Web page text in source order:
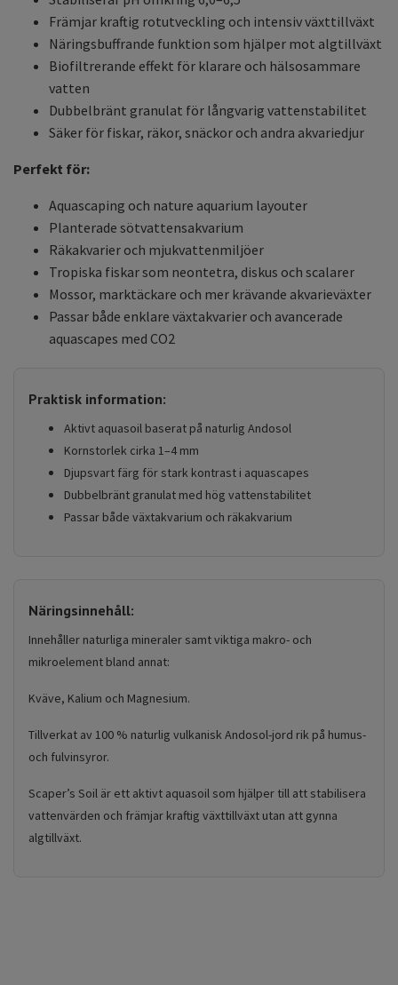
Främjar kraftig rotutveckling och intensiv växttillväxt
Näringsbuffrande funktion som hjälper mot algtillväxt
Biofiltrerande effekt för klarare och hälsosammare
vatten
Dubbelbränt granulat för långvarig vattenstabilitet
Säker för fiskar, räkor, snäckor och andra akvariedjur
Perfekt för:
Aquascaping och nature aquarium layouter
Planterade sötvattensakvarium
Räkakvarier och mjukvattenmiljöer
Tropiska fiskar som neontetra, diskus och scalarer
Mossor, marktäckare och mer krävande akvarieväxter
Passar både enklare växtakvarier och avancerade
aquascapes med CO2
Praktisk information:
Aktivt aquasoil baserat på naturlig Andosol
Kornstorlek cirka 1–4 mm
Djupsvart färg för stark kontrast i aquascapes
Dubbelbränt granulat med hög vattenstabilitet
Passar både växtakvarium och räkakvarium
Näringsinnehåll:
Innehåller naturliga mineraler samt viktiga makro- och
mikroelement bland annat:
Kväve, Kalium och Magnesium.
Tillverkat av 100 % naturlig vulkanisk Andosol-jord rik på humus-
och fulvinsyror.
Scaper’s Soil är ett aktivt aquasoil som hjälper till att stabilisera
vattenvärden och främjar kraftig växttillväxt utan att gynna
algtillväxt.